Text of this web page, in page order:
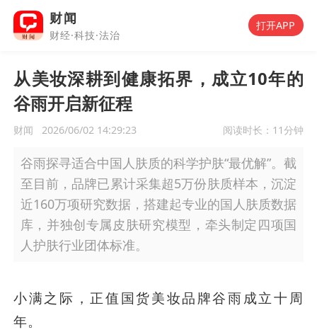
财闻
财经·科技·法治
打开APP
从美妆深耕到健康拓界，成立10年的
谷雨开启新征程
财闻 2026/06/02 14:29:23 阅读时长： 11分钟
谷雨探寻适合中国人肤质的科学护肤“最优解”。截
至目前，品牌已累计采集超5万份肤质样本，沉淀
近160万项研究数据，搭建起专业的国人肤质数据
库，并独创专属皮肤研究模型，牵头制定四项国
人护肤行业团体标准。
小满之际，正值国货美妆品牌谷雨成立十周
年。